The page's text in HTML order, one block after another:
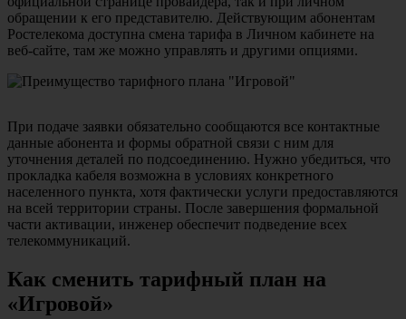
обращении к его представителю. Действующим абонентам
Ростелекома доступна смена тарифа в Личном кабинете на
веб-сайте, там же можно управлять и другими опциями.
При подаче заявки обязательно сообщаются все контактные
данные абонента и формы обратной связи с ним для
уточнения деталей по подсоединению. Нужно убедиться, что
прокладка кабеля возможна в условиях конкретного
населенного пункта, хотя фактически услуги предоставляются
на всей территории страны. После завершения формальной
части активации, инженер обеспечит подведение всех
телекоммуникаций.
Как сменить тарифный план на
«Игровой»